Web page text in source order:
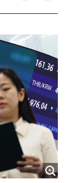
o
o
u
t
o
i